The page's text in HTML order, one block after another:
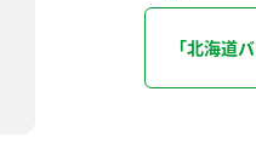
「北海道